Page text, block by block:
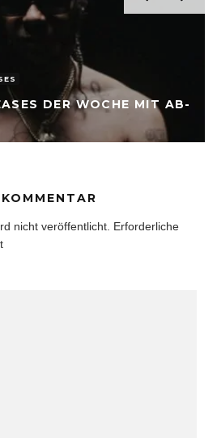
DER WOCHE MIT AB-
nicht veröffentlicht. Erforderliche